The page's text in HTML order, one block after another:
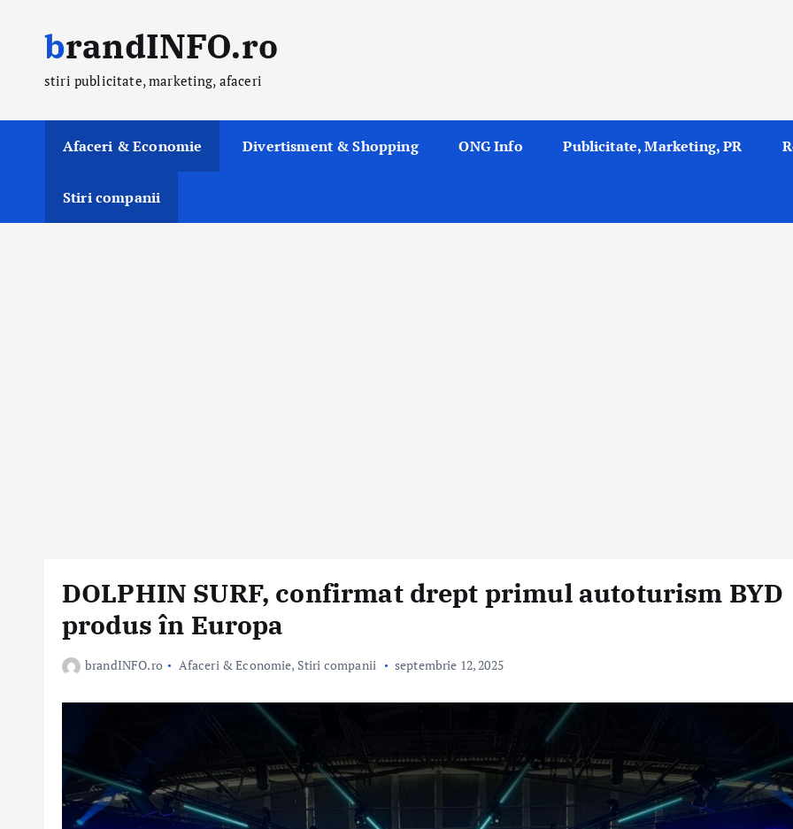
t
brandINFO.ro
stiri publicitate, marketing, afaceri
Afaceri & Economie Divertisment & Shopping ONG Info Publicitate, Marketing, PR
Stiri companii
DOLPHIN SURF, confirmat drept primul autoturism BYD
produs în Europa
brandINFO.ro Afaceri & Economie, Stiri companii septembrie 12, 2025